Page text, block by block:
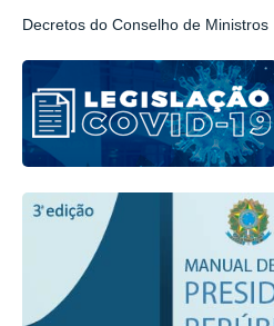
Decretos do Conselho de Ministros